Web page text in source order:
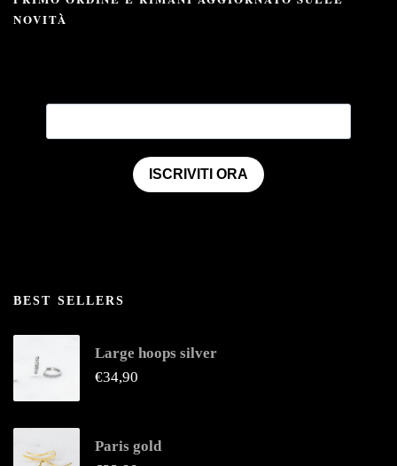
NOVITÀ
ISCRIVITI ORA
BEST SELLERS
Large hoops silver
€34,90
Paris gold